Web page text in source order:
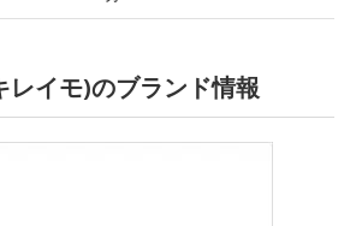
レイモ)のブランド情報